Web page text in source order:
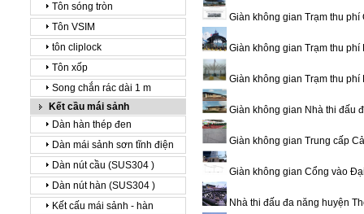
Tôn sóng tròn
Tôn VSIM
tôn cliplock
Tôn xốp
Song chắn rác dài 1 m
Kết cầu mái sảnh
Dàn hàn thép đen
Dàn mái sảnh sơn tĩnh điện
Dàn nút cầu (SUS304 )
Dàn nút hàn (SUS304 )
Kết cấu mái sảnh - hàn
Giàn không gian Trạm thu
Giàn không gian Trạm thu
Giàn không gian Trạm thu phí
Giàn không gian Nhà thi đấu
Giàn không gian Trung cấp
Giàn không gian Cổng vào
Nhà thi đấu đa năng huyện